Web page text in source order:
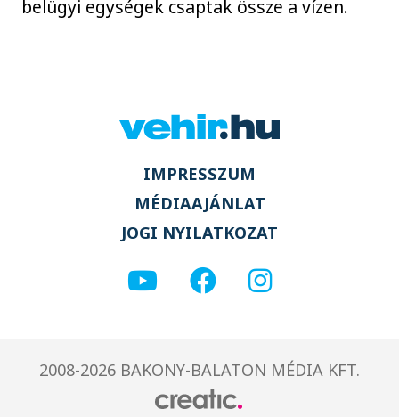
belügyi egységek csaptak össze a vízen.
IMPRESSZUM
MÉDIAAJÁNLAT
JOGI NYILATKOZAT
2008-2026 BAKONY-BALATON MÉDIA KFT.